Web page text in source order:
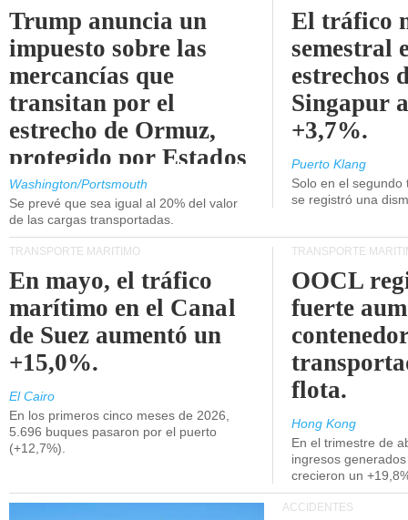
Trump anuncia un
impuesto sobre las
mercancías que
transitan por el
estrecho de Ormuz,
protegido por Estados
Unidos.
Washington/Portsmouth
Se prevé que sea igual al 20% del valor
de las cargas transportadas.
El tráfico
semestral
estrechos
Singapur
+3,7%.
Puerto Klang
Solo en el
se registró una
TRANSPORTE MARÍTIMO
En mayo, el tráfico
marítimo en el Canal
de Suez aumentó un
+15,0%.
El Cairo
En los primeros cinco meses de 2026,
5.696 buques pasaron por el puerto
(+12,7%).
TRANSPORTE
OOCL
fuerte
flota.
Hong Kong
En el trimestre de
ingresos
crecieron un
ACCIDENTES